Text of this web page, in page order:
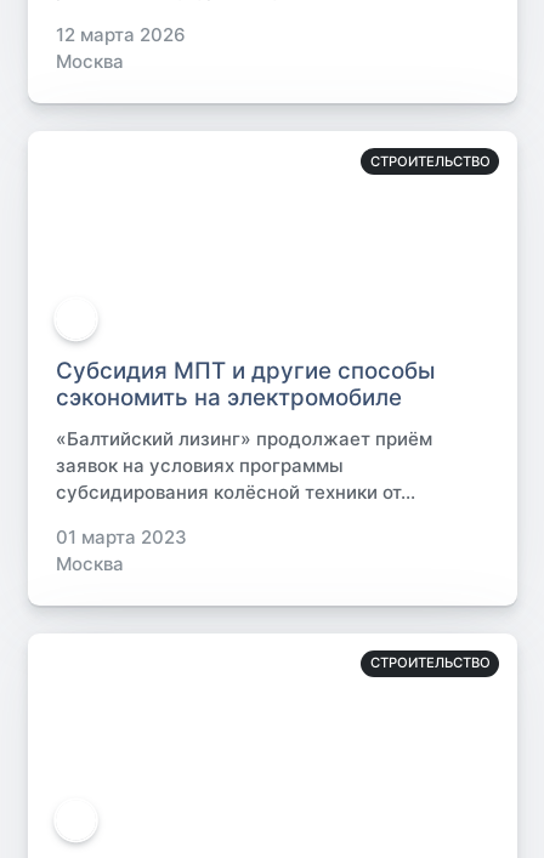
12 марта 2026
Москва
СТРОИТЕЛЬСТВО
Субсидия МПТ и другие способы
сэкономить на электромобиле
«Балтийский лизинг» продолжает приём
заявок на условиях программы
субсидирования колёсной техники от...
01 марта 2023
Москва
СТРОИТЕЛЬСТВО